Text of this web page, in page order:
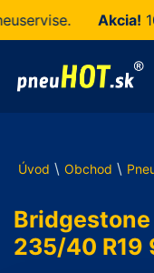
Akcia!10
Úvod \ Obchod \
235/40 R19